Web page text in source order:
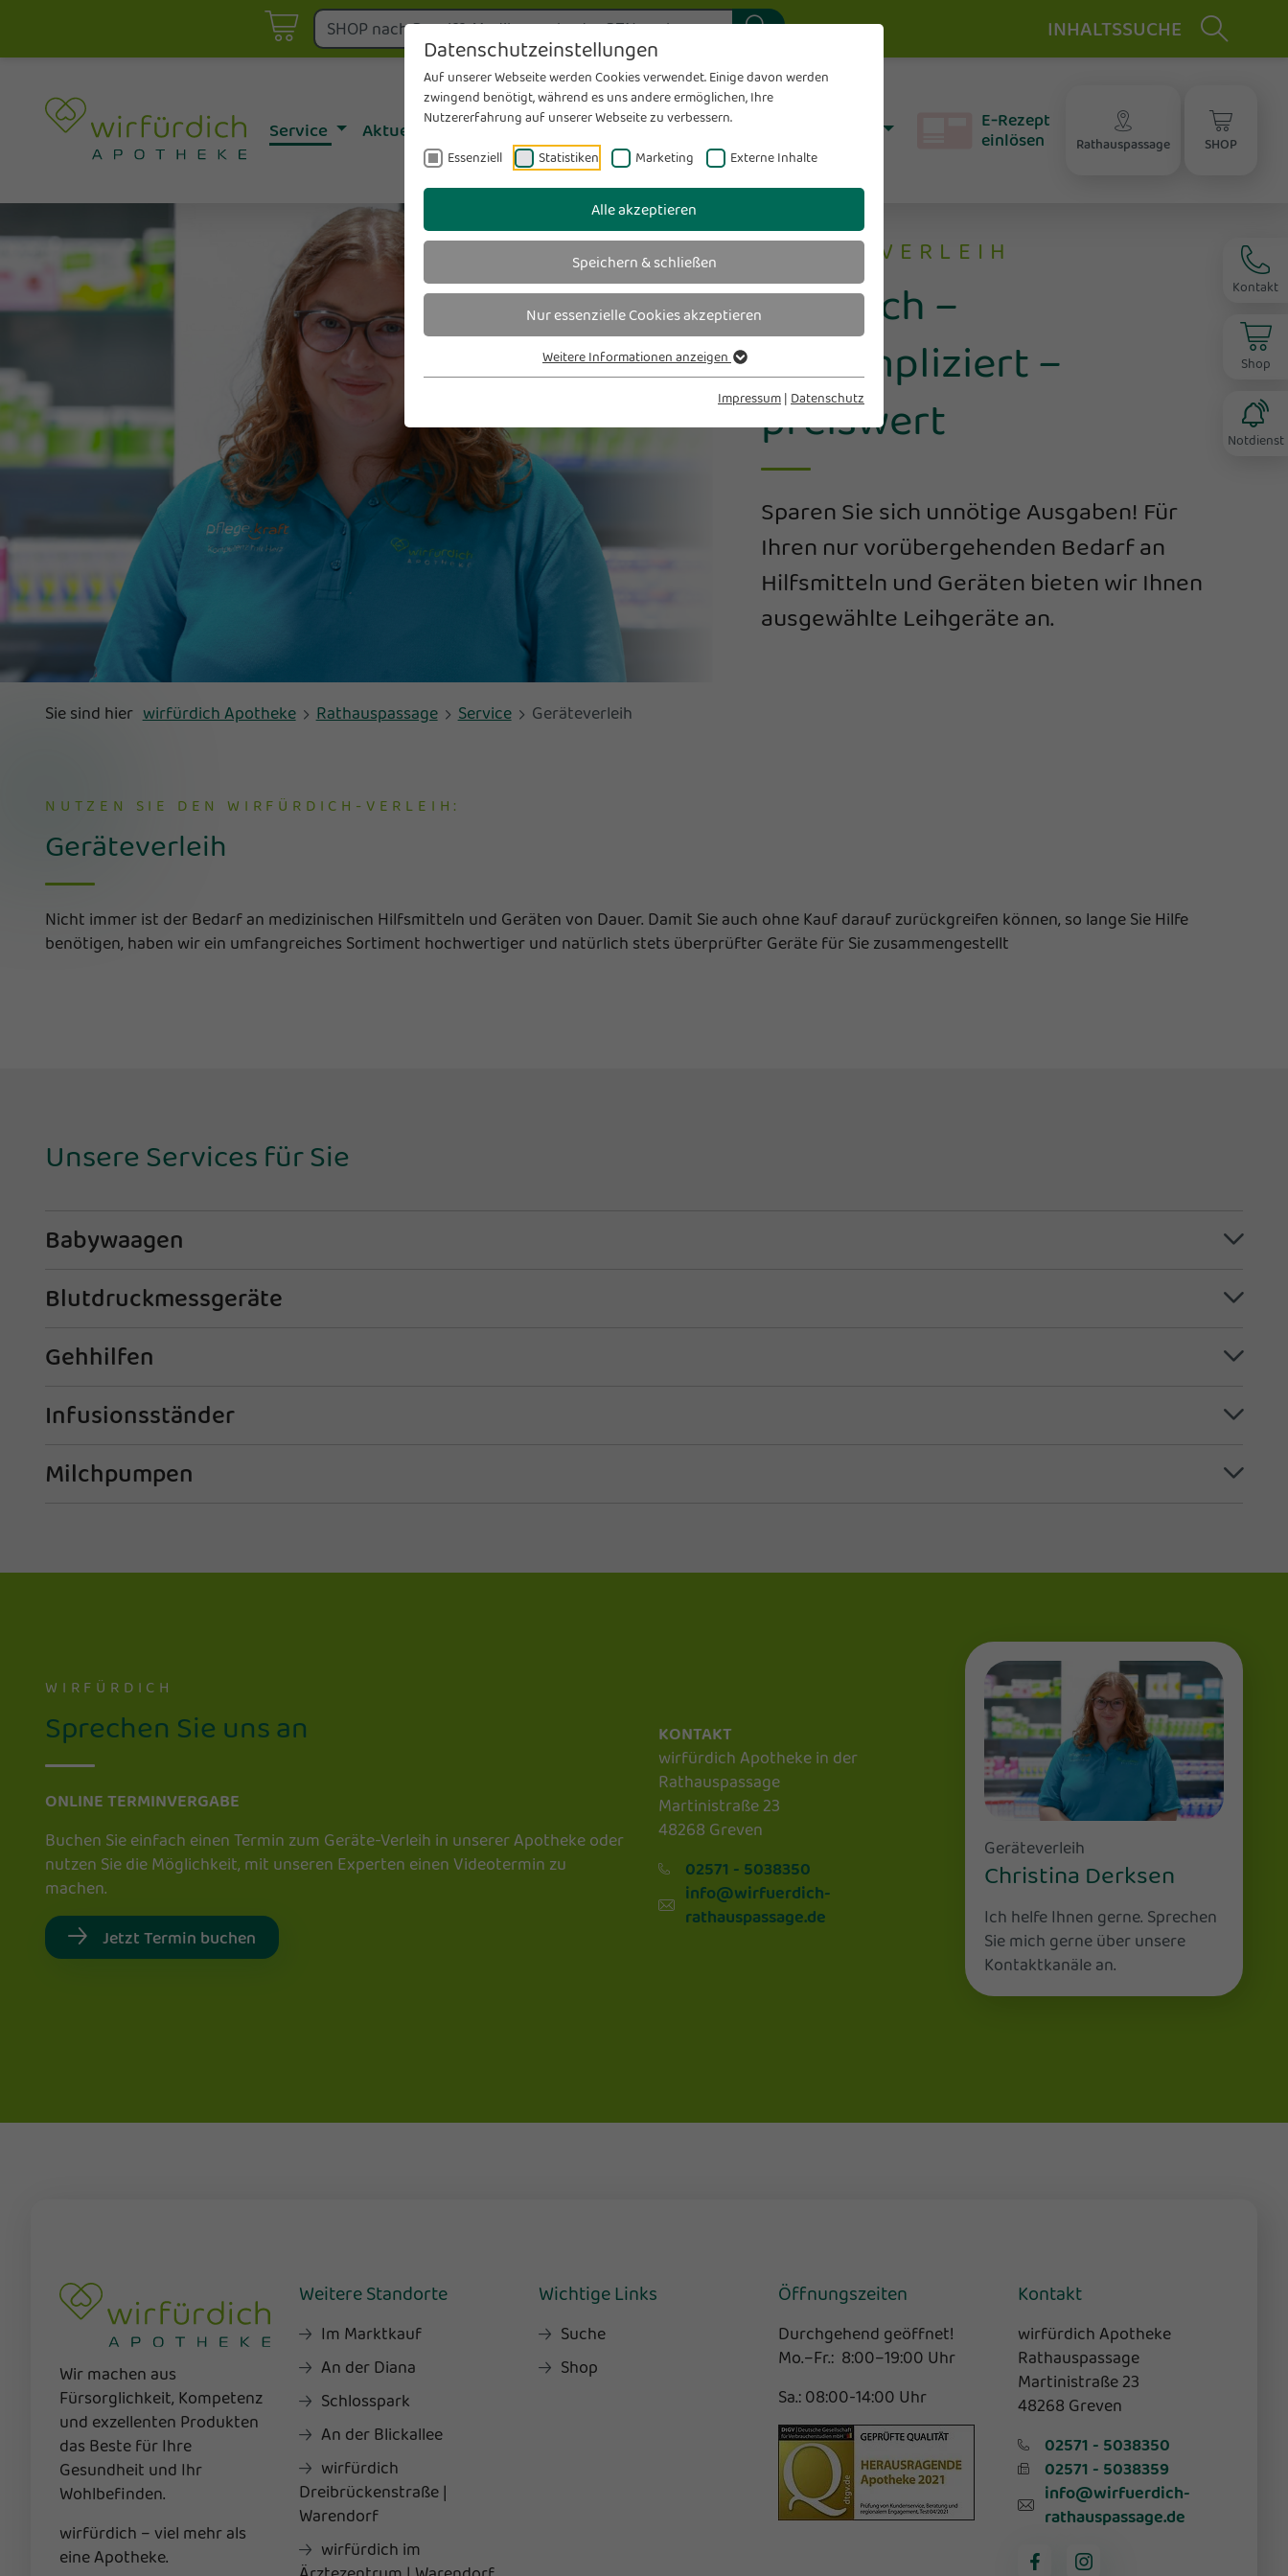
Datenschutzeinstellungen
Auf unserer Webseite werden Cookies verwendet. Einige davon werden
zwingend benötigt, während es uns andere ermöglichen, Ihre
Nutzererfahrung auf unserer Webseite zu verbessern.
Essenziell Statistiken Marketing Externe Inhalte
Alle akzeptieren
Speichern & schließen
Nur essenzielle Cookies akzeptieren
Weitere Informationen anzeigen
Impressum | Datenschutz
INHALTSSUCHE
Service
Asthma- & Allergie-Betreuung
Impfstatus und Reiseimpfungen
Individuelle Rezepturen
Medela-Milchpumpenverleih
Meine Karte – Meine Gesundheit
Messen & checken
Schwangerschaft & Stillzeit
Aktuelles
Angebote
fürdich Aktuell - Magazin
E-Rezept einlösen
Telepharmazie
Vortragsveranstaltungen
Stellen wirfürdich
Das wirfürdich-Prinzip
Team
Sanitätshaus
Pflegehilfsmittel
Inkontinenzberatung
Für Pflegedienste
E‑Rezept
einlösen
Rathauspassage SHOP
GERÄTEVERLEIH
Hilfreich –
unkompliziert –
preiswert
Sparen Sie sich unnötige Ausgaben! Für
Ihren nur vorübergehenden Bedarf an
Hilfsmitteln und Geräten bieten wir Ihnen
ausgewählte Leihgeräte an.
Sie sind hier wirfürdich Apotheke Rathauspassage Service Geräteverleih
NUTZEN SIE DEN WIRFÜRDICH-VERLEIH:
Geräteverleih
Nicht immer ist der Bedarf an medizinischen Hilfsmitteln und Geräten von Dauer. Damit Sie auch ohne Kauf darauf zurückgreifen können, so lange Sie Hilfe
benötigen, haben wir ein umfangreiches Sortiment hochwertiger und natürlich stets überprüfter Geräte für Sie zusammengestellt
Unsere Services für Sie
Babywaagen
Blutdruckmessgeräte
Gehhilfen
Infusionsständer
Milchpumpen
WIRFÜRDICH
Sprechen Sie uns an
ONLINE TERMINVERGABE
Buchen Sie einfach einen Termin zum Geräte-Verleih in unserer Apotheke oder
nutzen Sie die Möglichkeit, mit unseren Experten einen Videotermin zu
machen.
Jetzt Termin buchen
KONTAKT
wirfürdich Apotheke in der
Rathauspassage
Martinistraße 23
48268 Greven
02571 - 5038350
info@wirfuerdich-
rathauspassage.de
Geräteverleih
Christina Derksen
Ich helfe Ihnen gerne. Sprechen
Sie mich gerne über unsere
Kontaktkanäle an.
Wir machen aus
Fürsorglichkeit, Kompetenz
und exzellenten Produkten
das Beste für Ihre
Gesundheit und Ihr
Wohlbefinden.
wirfürdich – viel mehr als
eine Apotheke.
Weitere Standorte
Im Marktkauf
An der Diana
Schlosspark
An der Blickallee
wirfürdich
Dreibrückenstraße |
Warendorf
wirfürdich im
Wichtige Links
Suche
Shop
Öffnungszeiten
Durchgehend geöffnet!
Mo.–Fr.: 8:00–19:00 Uhr
Sa.: 08:00-14:00 Uhr
Kontakt
wirfürdich Apotheke
Rathauspassage
Martinistraße 23
48268 Greven
02571 - 5038350
02571 - 5038359
info@wirfuerdich-
rathauspassage.de
Kontakt
Shop
Notdienst